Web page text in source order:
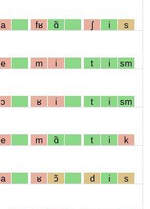
a fʁ ɑ̃ ʃ i s
e m i t i sm
ɔ ʁ i t i sm
e m ɑ̃ t i k
a ʁ ɔ̃ d i s